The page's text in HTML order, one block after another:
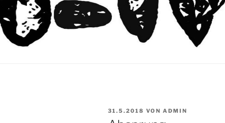
VERÖFFENTLICHT
AM
31.5.2018 VON ADMIN